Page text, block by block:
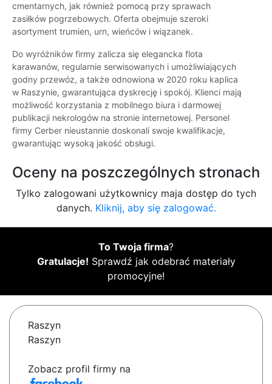
cmentarnych, jak również pomocą przy sprawach
zasiłków pogrzebowych. Oferta obejmuje szeroki
asortyment trumien, urn, wieńców i wiązanek.
Do wyróżników firmy zalicza się elegancka flota
karawanów, regularnie serwisowanych i umożliwiających
godny przewóz, a także odnowiona w 2020 roku kaplica
w Raszynie, gwarantująca dyskrecję i spokój. Klienci mają
możliwość korzystania z mobilnego biura i darmowej
publikacji nekrologów na stronie internetowej. Personel
firmy Cerber nieustannie doskonali swoje kwalifikacje,
gwarantując wysoką jakość obsługi.
Oceny na poszczególnych stronach
Tylko zalogowani użytkownicy maja dostęp do tych
danych. Kliknij, aby się zalogować.
To Twoja firma?
Gratulacje! Sprawdź jak odebrać materiały
promocyjne!
Raszyn
Raszyn
Zobacz profil firmy na